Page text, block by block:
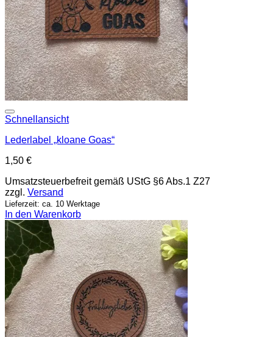
Schnellansicht
Lederlabel „kloane Goas“
1,50 €
Umsatzsteuerbefreit gemäß UStG §6 Abs.1 Z27
zzgl. Versand
Lieferzeit: ca. 10 Werktage
In den Warenkorb